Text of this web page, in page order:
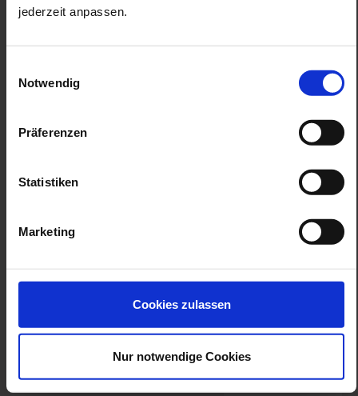
jederzeit anpassen.
Notwendig
Präferenzen
Statistiken
Marketing
Cookies zulassen
Nur notwendige Cookies
frühstück bei meissen
zum termin
zeichenkurs im museum